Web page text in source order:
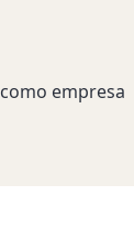
empresa